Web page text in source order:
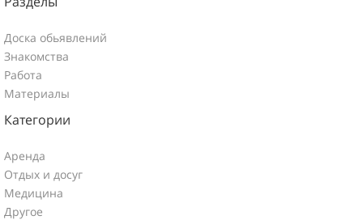
Доска обьявлений
Знакомства
Работа
Материалы
Категории
Аренда
Отдых и досуг
Медицина
Другое